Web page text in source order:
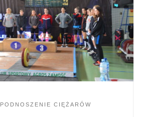
PODNOSZENIE CIĘŻARÓW